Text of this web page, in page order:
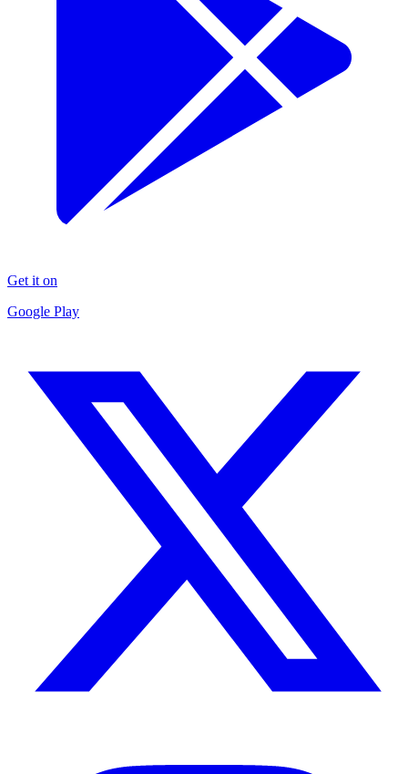
Get it on
Google Play